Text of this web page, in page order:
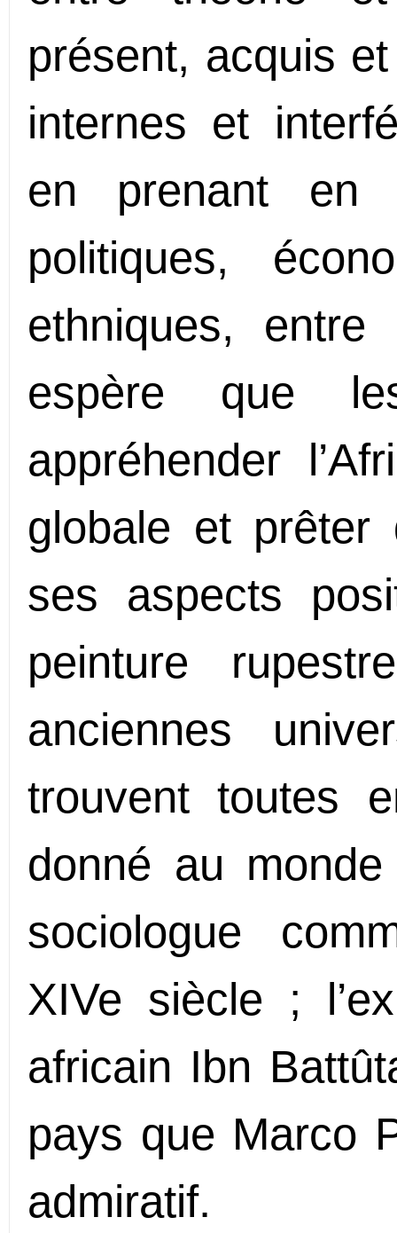
présent, acquis
internes et
en prenant en
politiques,
ethniques,
espère que
appréhender
globale et prêter
ses aspects
peinture
anciennes
trouvent toutes
donné au
sociologue
XIVe siècle ;
africain Ibn
pays que Marco
admiratif.